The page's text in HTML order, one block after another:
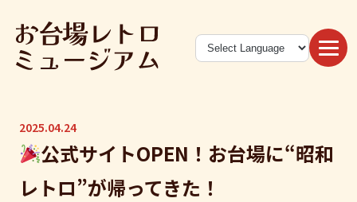
2025.04.24
公式サイトOPEN！お台場に“昭和
レトロ”が帰ってきた！